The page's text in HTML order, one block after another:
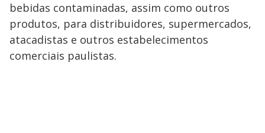
bebidas contaminadas, assim como outros
produtos, para distribuidores, supermercados,
atacadistas e outros estabelecimentos
comerciais paulistas.